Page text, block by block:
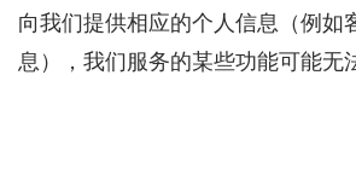
向我们提供相应的个人信息（例如
息），我们服务的某些功能可能无